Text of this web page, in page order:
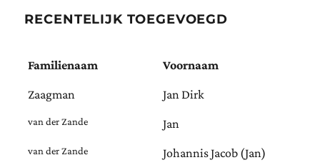
RECENTELIJK TOEGEVOEGD
Familienaam Voornaam
Zaagman Jan Dirk
van der Zande Jan
van der Zande Johannis Jacob (Jan)